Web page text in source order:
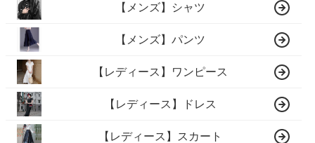
【メンズ】シャツ
【メンズ】パンツ
【レディース】ワンピース
【レディース】ドレス
【レディース】スカート